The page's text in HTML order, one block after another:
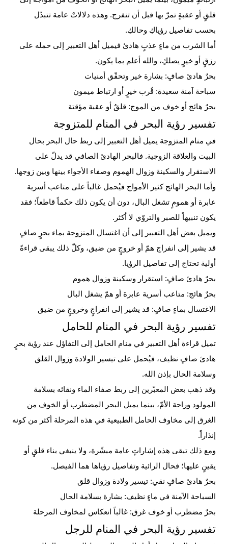
قلقٍ أو عقبةٍ تمرّ بها قبل أن تنفرج. وهذه دلالاتٌ عامة تتبدّل
بحسب تفاصيل رؤياكِ وحالكِ.
أما الشرب من ماءٍ عذبٍ هادئ فيميل أهل التعبير إلى حمله على
رزقٍ أو خيرٍ يصلكِ، والله أعلم بما يكون.
بحرٌ هادئ صافٍ: بشارة خير وتحقّق أمنيات
سباحة آمنة سعيدة: قُرب خيرٍ أو ارتباط ميمون
بحرٌ هائج أو خوف من
الموج: قلقٌ أو عقبة مؤقتة
تفسير رؤية البحر في المنام للمتزوجة
في منام المتزوجة يميل أهل التعبير إلى ربط حال البحر بحال
البيت والعلاقة الزوجية. فالبحر الهادئ الصافي قد يدلّ على
الاستقرار والسكينة وزوال الهموم وصفاء الأجواء بينها وبين زوجها.
وأما البحر الهائج كثير الأمواج فيُحمل غالباً على متاعب أسرية
عابرة أو همومٍ تشغل البال، دون أن يكون ذلك حكماً قاطعاً؛ فقد
يكون تنبيهاً للصبر والتروّي لا أكثر.
ويميل بعض أهل التعبير إلى أن اغتسال المتزوجة بماء بحرٍ صافٍ
قد يشير إلى انفراج همّ أو خروجٍ من ضيق، وكلّ ذلك يبقى قراءةً
أولية تحتاج إلى تفاصيل الرؤيا.
بحرٌ هادئ صافٍ: استقرار وسكينة وزوال هموم
بحرٌ هائج: متاعب أسرية عابرة أو همّ يشغل البال
الاغتسال بماءٍ صافٍ: قد يشير إلى انفراجٍ وخروجٍ من ضيق
تفسير رؤية البحر في المنام للحامل
تميل قراءة أهل التعبير في منام الحامل إلى التفاؤل عند رؤية بحرٍ
هادئ صافٍ نظيف، فيُحمل على تيسير الولادة وزوال القلق
وسلامة الحال بإذن الله.
وقد ذهب بعض المعبّرين إلى ربط صفاء الماء ونقائه بسلامة
المولود وراحة الأمّ، بينما يميل البحر المضطرب أو الخوف من
الغرق إلى مخاوف الحامل الطبيعية في هذه المرحلة أكثر من كونه
إنذاراً.
ومع ذلك تبقى هذه إشاراتٍ عامة مبشّرة، ولا ينبغي بناء قلقٍ أو
يقينٍ عليها؛ فحال الرائية وتفاصيل رؤياها هما الفيصل.
بحرٌ هادئ صافٍ نقي: تيسير ولادة وزوال قلق
السباحة الآمنة في ماءٍ نظيف: بشارة بسلامة الحال
بحرٌ مضطرب أو خوف غرق: غالباً انعكاس لمخاوف المرحلة
تفسير رؤية البحر في المنام للرجل